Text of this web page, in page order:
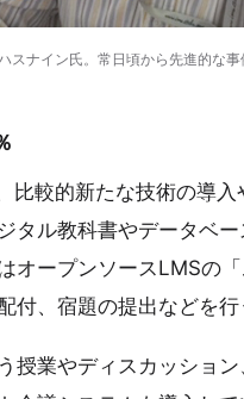
スナイン氏。常日頃から先進的な
比較的新たな技術の導
タル教科書やデータベ
オープンソースLMSの
付、宿題の提出などを行
授業やディスカッショ